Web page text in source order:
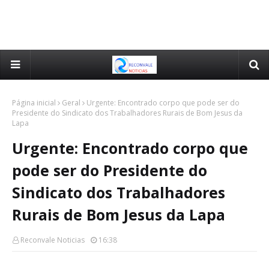
Página inicial Geral
Urgente: Encontrado corpo que pode ser do
Presidente do Sindicato dos Trabalhadores Rurais de Bom Jesus da
Lapa
Urgente: Encontrado corpo que
pode ser do Presidente do
Sindicato dos Trabalhadores
Rurais de Bom Jesus da Lapa
Reconvale Noticias 16:38